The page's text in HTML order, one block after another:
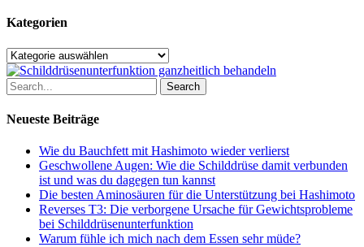
Kategorien
Kategorien
Search
Neueste Beiträge
Wie du Bauchfett mit Hashimoto wieder verlierst
Geschwollene Augen: Wie die Schilddrüse damit verbunden
ist und was du dagegen tun kannst
Die besten Aminosäuren für die Unterstützung bei Hashimoto
Reverses T3: Die verborgene Ursache für Gewichtsprobleme
bei Schilddrüsenunterfunktion
Warum fühle ich mich nach dem Essen sehr müde?